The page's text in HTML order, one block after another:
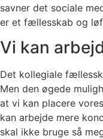
savner det sociale
er et fællesskab og
Vi kan
Det kollegiale
Men den øgede
at vi kan placere
kan arbejde mere
skal ikke bruge så